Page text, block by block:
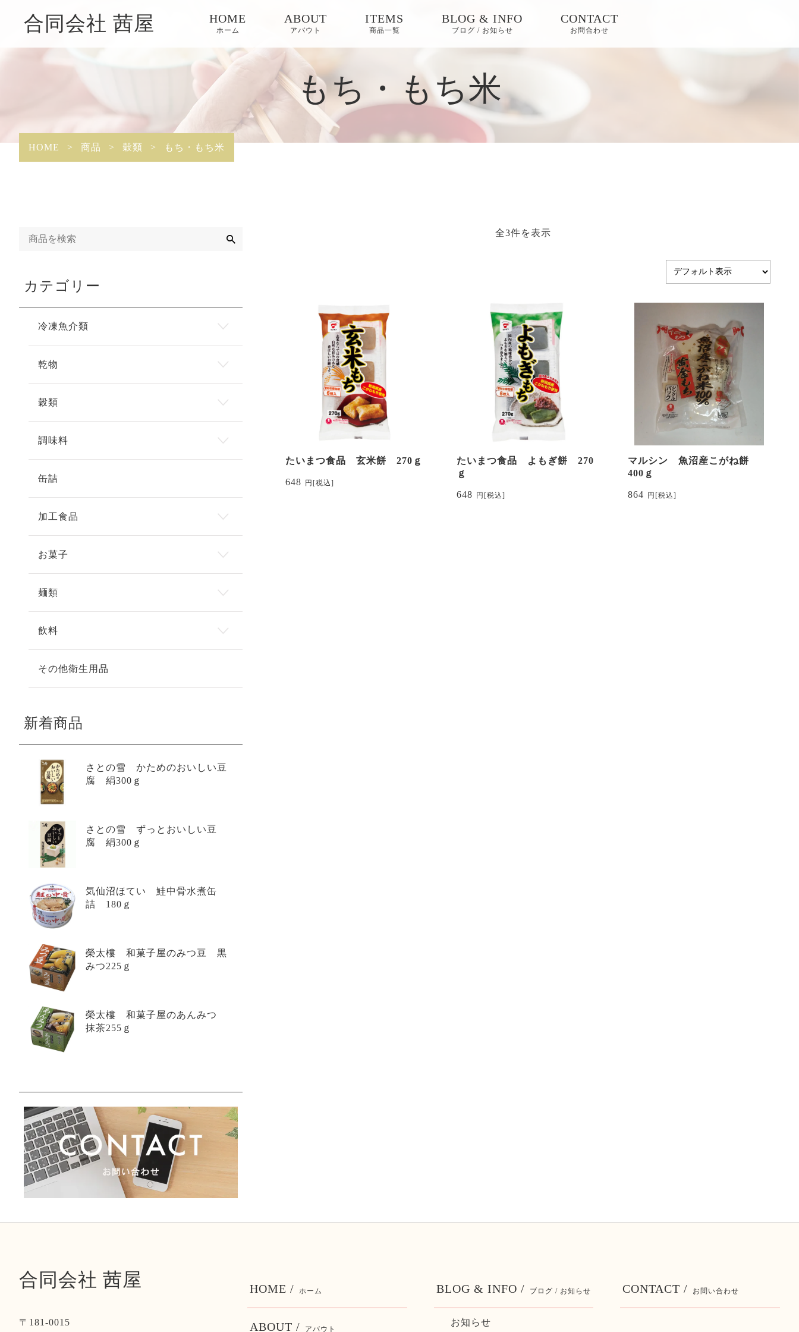
合同会社 茜屋 HOME
ホーム
ABOUT
アバウト
ITEMS
商品一覧
BLOG & INFO
ブログ / お知らせ
ブログ
ピックアップ
CONTACT
お問合わせ
もち・もち米
HOME > 商品 > 穀類 > もち・もち米
全3件を表示
たいまつ食品 玄米餅 270ｇ
648 円 [税込]
たいまつ食品 よもぎ餅 270
ｇ
648 円 [税込]
マルシン 魚沼産こがね餅
400ｇ
864 円 [税込]
カテゴリー
冷凍魚介類
乾物
穀類
調味料
缶詰
加工食品
お菓子
麺類
飲料
その他衛生用品
新着商品
さとの雪 かためのおいしい豆
腐 絹300ｇ
さとの雪 ずっとおいしい豆
腐 絹300ｇ
気仙沼ほてい 鮭中骨水煮缶
詰 180ｇ
榮太樓 和菓子屋のみつ豆 黒
みつ225ｇ
榮太樓 和菓子屋のあんみつ
抹茶255ｇ
合同会社 茜屋
〒181-0015
HOME / ホーム
ABOUT / アバウト
BLOG & INFO / ブログ / お知らせ
お知らせ
CONTACT / お問い合わせ